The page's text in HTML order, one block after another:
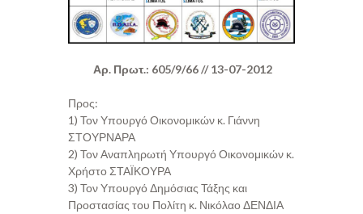
Αρ. Πρωτ.: 605/9/66 // 13-07-2012
Προς:
1) Τον Υπουργό Οικονομικών κ. Γιάννη
ΣΤΟΥΡΝΑΡΑ
2) Τον Αναπληρωτή Υπουργό Οικονομικών κ.
Χρήστο ΣΤΑΪΚΟΥΡΑ
3) Τον Υπουργό Δημόσιας Τάξης και
Προστασίας του Πολίτη κ. Νικόλαο ΔΕΝΔΙΑ